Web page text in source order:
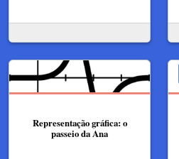
Representação gráfica: o
passeio da Ana